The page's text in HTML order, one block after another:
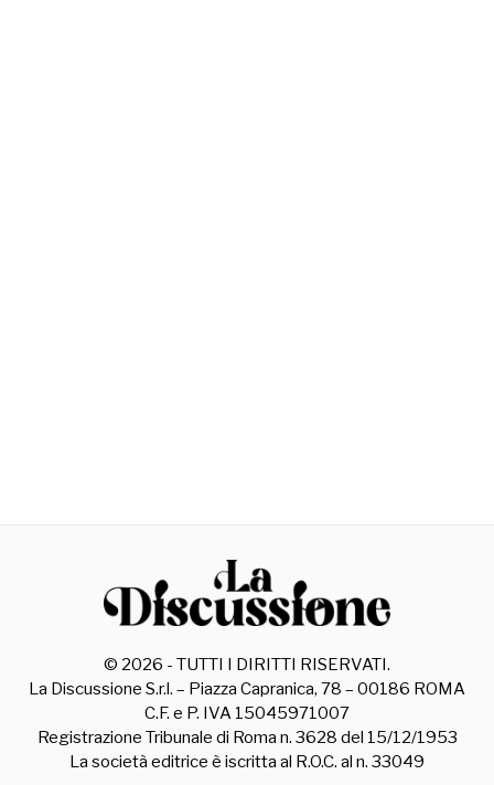
© 2026 - TUTTI I DIRITTI RISERVATI.
La Discussione S.r.l. – Piazza Capranica, 78 – 00186 ROMA
C.F. e P. IVA 15045971007
Registrazione Tribunale di Roma n. 3628 del 15/12/1953
La società editrice è iscritta al R.O.C. al n. 33049